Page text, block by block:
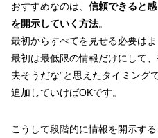
おすすめなのは、 信頼できると
を開示していく方法。
最初からすべてを見せる必要はま
最初は最低限の情報だけにして
夫そうだな”と思えたタイミング
追加していけばOKです。
こうして段階的に情報を開示す